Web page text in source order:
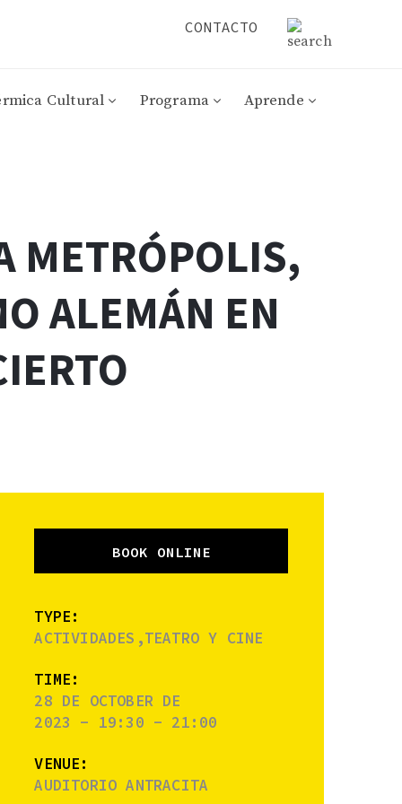
CONTACTO
Cultural Programa Aprende
METRÓPOLIS,
ALEMÁN EN
BOOK ONLINE
TYPE:
ACTIVIDADES,TEATRO Y CINE
TIME:
28 DE OCTOBER DE
2023 - 19:30 - 21:00
VENUE:
AUDITORIO ANTRACITA